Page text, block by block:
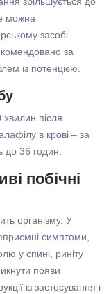
можна
засобі
за
із потенцією.
після
в крові – за
до 36 годин.
побічні
організму. У
симптоми,
у спині, риніту
появи
із застосування і